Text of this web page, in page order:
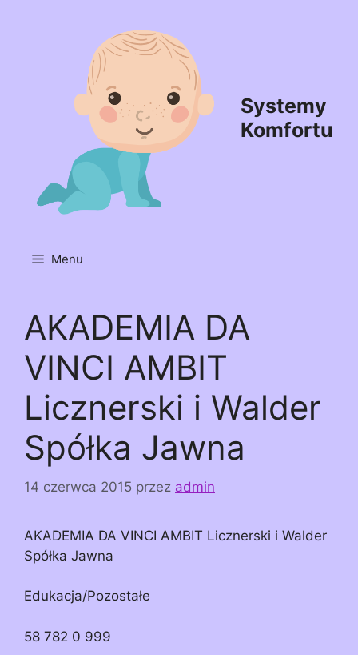
Systemy
Komfortu
Menu
AKADEMIA DA
VINCI AMBIT
Licznerski i Walder
Spółka Jawna
14 czerwca 2015 przez admin
AKADEMIA DA VINCI AMBIT Licznerski i Walder
Spółka Jawna
Edukacja/Pozostałe
58 782 0 999